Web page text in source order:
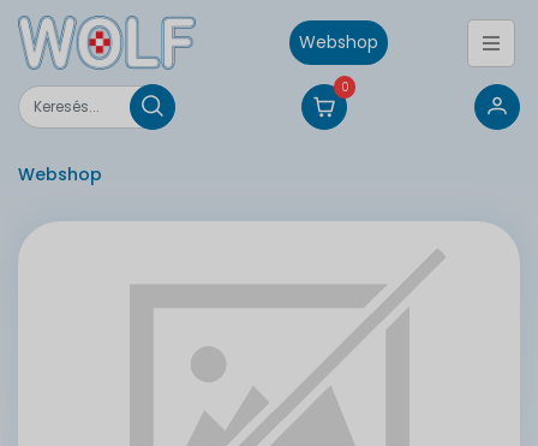
Webshop
0
Webshop